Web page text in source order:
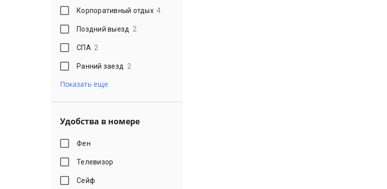
Корпоративный отдых 4
Поздний выезд 2
СПА 2
Ранний заезд 2
Показать еще
Удобства в номере
Фен
Телевизор
Сейф